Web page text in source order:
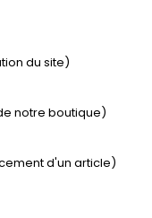
du site)
notre boutique)
d'un article)